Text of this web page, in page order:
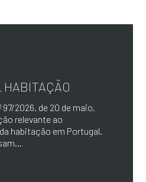
HABITAÇÃO
2026, de 20 de maio,
relevante ao
habitação em Portugal.